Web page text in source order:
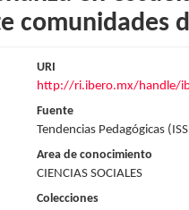
comunidades
URI
http://ri.ibero.mx/handle/
Fuente
Tendencias Pedagógicas
Area de conocimiento
CIENCIAS SOCIALES
Colecciones